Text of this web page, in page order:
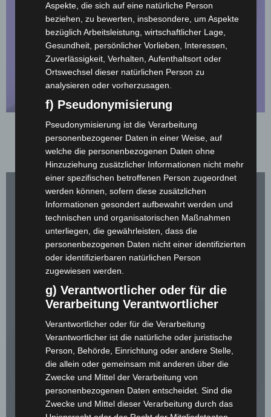
Blöcke A4
Alles aus einem "Guss" mit Blöcken bedruckt mit Sonderfarben.
Aspekte, die sich auf eine natürliche Person
beziehen, zu bewerten, insbesondere, um Aspekte
bezüglich Arbeitsleistung, wirtschaftlicher Lage,
Gesundheit, persönlicher Vorlieben, Interessen,
Zuverlässigkeit, Verhalten, Aufenthaltsort oder
Ortswechsel dieser natürlichen Person zu
analysieren oder vorherzusagen.
f) Pseudonymisierung
Pseudonymisierung ist die Verarbeitung
personenbezogener Daten in einer Weise, auf
welche die personenbezogenen Daten ohne
Hinzuziehung zusätzlicher Informationen nicht mehr
einer spezifischen betroffenen Person zugeordnet
werden können, sofern diese zusätzlichen
Informationen gesondert aufbewahrt werden und
technischen und organisatorischen Maßnahmen
unterliegen, die gewährleisten, dass die
personenbezogenen Daten nicht einer identifizierten
oder identifizierbaren natürlichen Person
zugewiesen werden.
g) Verantwortlicher oder für die
Verarbeitung Verantwortlicher
Verantwortlicher oder für die Verarbeitung
Verantwortlicher ist die natürliche oder juristische
Person, Behörde, Einrichtung oder andere Stelle,
die allein oder gemeinsam mit anderen über die
Zwecke und Mittel der Verarbeitung von
personenbezogenen Daten entscheidet. Sind die
Zwecke und Mittel dieser Verarbeitung durch das